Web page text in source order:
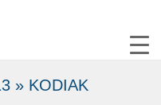
» KODIAK